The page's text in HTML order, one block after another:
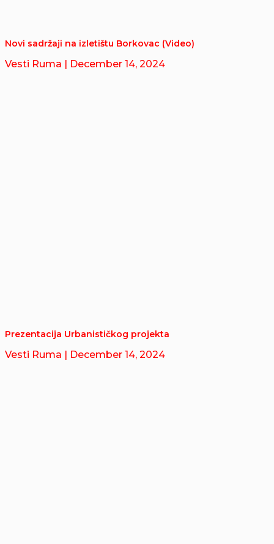
Novi sadržaji na izletištu Borkovac (Video)
Vesti Ruma | December 14, 2024
Prezentacija Urbanističkog projekta
Vesti Ruma | December 14, 2024